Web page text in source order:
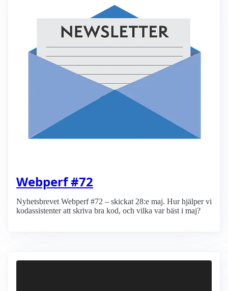
Webperf #72
Nyhetsbrevet Webperf #72 – skickat 28:e maj. Hur hjälper vi
kodassistenter att skriva bra kod, och vilka var bäst i maj?